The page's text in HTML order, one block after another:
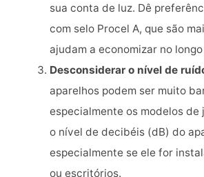
sua conta de luz. Dê
com selo Procel A, que são
ajudam a economizar no
Desconsiderar o nível de
aparelhos podem ser muito
especialmente os modelos de
o nível de decibéis (dB) do
especialmente se ele for
ou escritórios.